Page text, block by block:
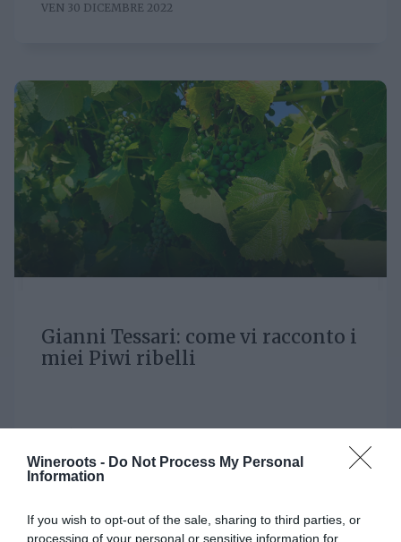
Wineroots - Do Not Process My Personal
Information
If you wish to opt-out of the sale, sharing to third parties, or
processing of your personal or sensitive information for
VEN 30 DICEMBRE 2022
Gianni Tessari: come vi racconto i
miei Piwi ribelli
LUN 19 DICEMBRE 2022
WINE LOVERS